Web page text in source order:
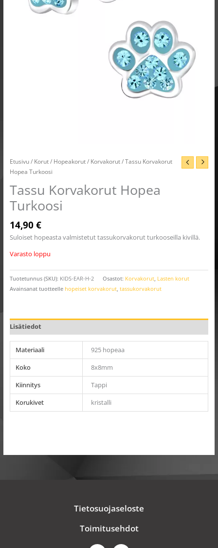
Etusivu/ Korut/ Hopeakorut/ Korvakorut/ Tassu Korvakorut
Hopea Turkoosi
Tassu Korvakorut Hopea
Turkoosi
14,90€
Suloiset hopeasta valmistetut tassukorvakorut turkooseilla kivillä.
Varasto loppu
Tuotetunnus (SKU): KIDS-EAR-H-2 Osastot: Korvakorut, Lasten korut
Avainsanat tuotteelle hopeiset korvakorut, tassukorvakorut
Lisätiedot
Materiaali
925 hopeaa
Koko
8x8mm
Kiinnitys
Tappi
Korukivet
kristalli
Tietosuojaseloste
Toimitusehdot